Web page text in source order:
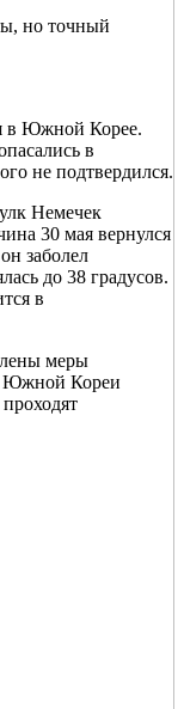
но точный
в Южной Корее.
в
не подтвердился.
Немечек
30 мая вернулся
заболел
до 38 градусов.
в
меры
Южной Кореи